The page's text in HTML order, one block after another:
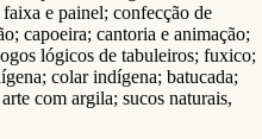
e painel; confecção de
capoeira; cantoria e animação;
lógicos de tabuleiros; fuxico;
colar indígena; batucada;
com argila; sucos naturais,